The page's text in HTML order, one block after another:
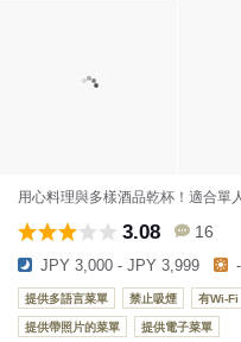
用心料理與多樣酒品乾杯！適合
3.08 16
JPY 3,000 - JPY 3,999 -
提供多語言菜單 禁止吸煙 有Wi-Fi
提供帶照片的菜單 提供電子菜單